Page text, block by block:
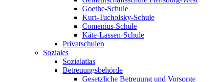
Goethe-Schule
Kurt-Tucholsky-Schule
Comenius-Schule
Käte-Lassen-Schule
Privatschulen
Soziales
Sozialatlas
Betreuungsbehörde
Gesetzliche Betreuung und Vorsorge